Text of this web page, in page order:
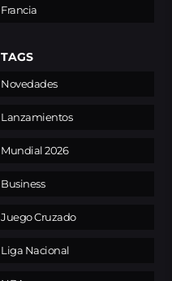
Francia
TAGS
Novedades
Lanzamientos
Mundial 2026
Business
Juego Cruzado
Liga Nacional